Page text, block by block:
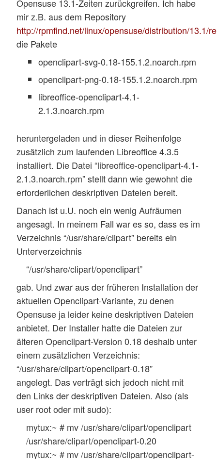
Opensuse 13.1-Zeiten zurückgreifen. Ich habe
mir z.B. aus dem Repository
http://rpmfind.net/linux/opensuse/distribution/13.1/
die Pakete
openclipart-svg-0.18-155.1.2.noarch.rpm
openclipart-png-0.18-155.1.2.noarch.rpm
libreoffice-openclipart-4.1-
2.1.3.noarch.rpm
heruntergeladen und in dieser Reihenfolge
zusätzlich zum laufenden Libreoffice 4.3.5
installiert. Die Datei “libreoffice-openclipart-4.1-
2.1.3.noarch.rpm” stellt dann wie gewohnt die
erforderlichen deskriptiven Dateien bereit.
Danach ist u.U. noch ein wenig Aufräumen
angesagt. In meinem Fall war es so, dass es im
Verzeichnis “/usr/share/clipart” bereits ein
Unterverzeichnis
“/usr/share/clipart/openclipart”
gab. Und zwar aus der früheren Installation der
aktuellen Openclipart-Variante, zu denen
Opensuse ja leider keine deskriptiven Dateien
anbietet. Der Installer hatte die Dateien zur
älteren Openclipart-Version 0.18 deshalb unter
einem zusätzlichen Verzeichnis:
“/usr/share/clipart/openclipart-0.18”
angelegt. Das verträgt sich jedoch nicht mit
den Links der deskriptiven Dateien. Also (als
user root oder mit sudo):
mytux:~ # mv /usr/share/clipart/openclipart
/usr/share/clipart/openclipart-0.20
mytux:~ # mv /usr/share/clipart/openclipart-